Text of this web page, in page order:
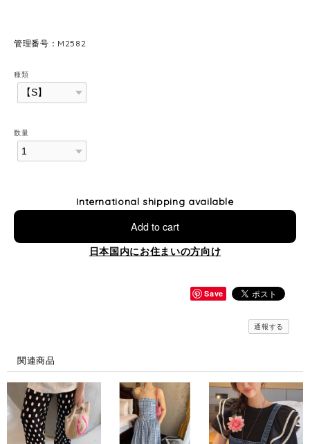
管理番号：M2582
種類
数量
International shipping available
Add to cart
日本国内にお住まいの方向け
Save
通報する
関連商品